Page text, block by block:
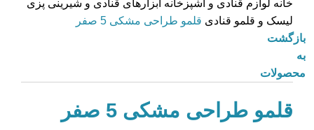
خانه لوازم قنادی و آشپزخانه ابزارهای قنادی و شیرینی پزی
لیسک و قلمو قنادی قلمو طراحی مشکی 5 صفر
بازگشت
به
محصولات
قلمو طراحی مشکی 5 صفر